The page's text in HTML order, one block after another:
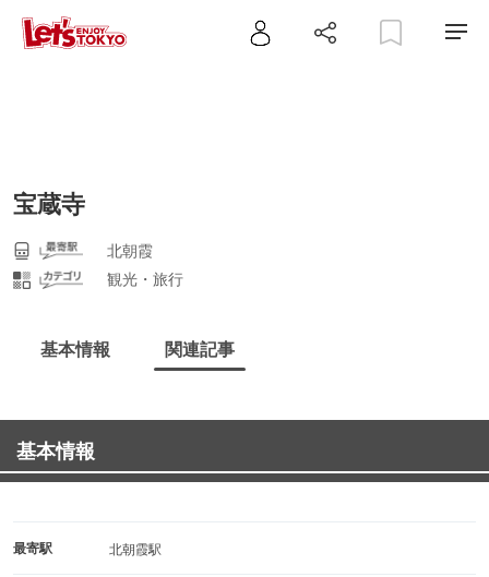
宝蔵寺
北朝霞
観光・旅行
基本情報 関連記事
基本情報
最寄駅 北朝霞駅